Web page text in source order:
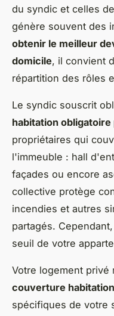
du syndic et celles
génère souvent des
obtenir le meilleur
domicile, il convient
répartition des rôles
Le syndic souscrit
habitation
propriétaires qui
l'immeuble : hall
façades ou encore
collective protège
incendies et autres
partagés.
seuil de votre
Votre logement privé
couverture
spécifiques de votre